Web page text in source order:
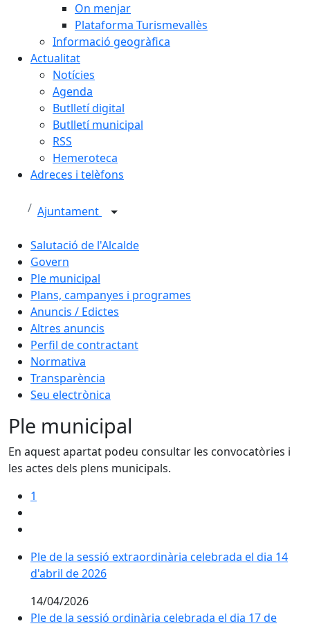
On menjar
Plataforma Turismevallès
Informació geogràfica
Actualitat
Notícies
Agenda
Butlletí digital
Butlletí municipal
RSS
Hemeroteca
Adreces i telèfons
Ajuntament
Salutació de l'Alcalde
Govern
Ple municipal
Plans, campanyes i programes
Anuncis / Edictes
Altres anuncis
Perfil de contractant
Normativa
Transparència
Seu electrònica
Ple municipal
En aquest apartat podeu consultar les convocatòries i
les actes dels plens municipals.
1
Ple de la sessió extraordinària celebrada el dia 14
d'abril de 2026
14/04/2026
Ple de la sessió ordinària celebrada el dia 17 de